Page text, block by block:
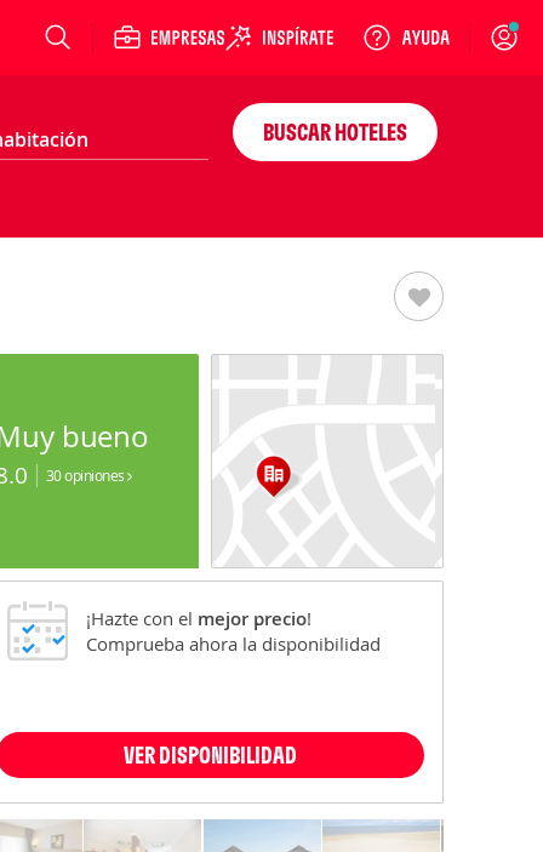
Login
BUSCAR HOTELES
bueno
30 opiniones
¡Hazte con el mejor precio!
Comprueba ahora la disponibilidad
VER DISPONIBILIDAD